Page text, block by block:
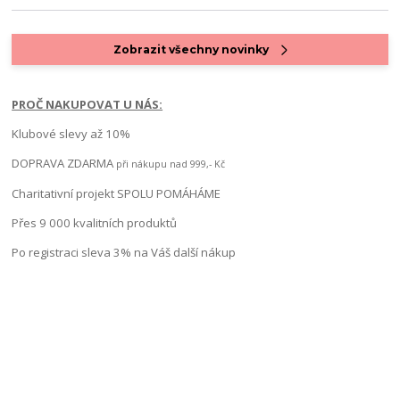
Zobrazit všechny novinky
PROČ NAKUPOVAT U NÁS:
Klubové slevy až 10%
DOPRAVA ZDARMA při nákupu nad 999,- Kč
Charitativní projekt SPOLU POMÁHÁME
Přes 9 000 kvalitních produktů
Po registraci sleva 3% na Váš další nákup